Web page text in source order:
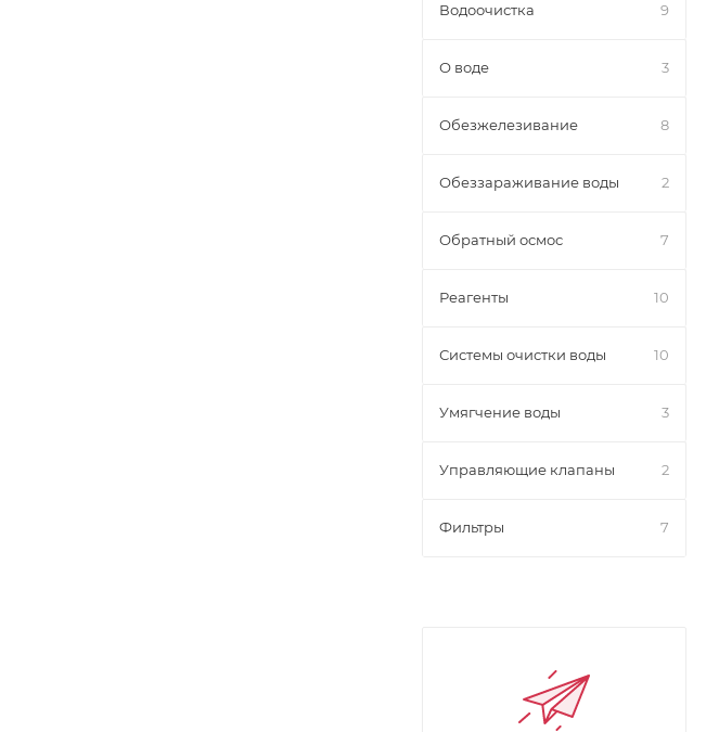
Водоочистка 9
О воде 3
Обезжелезивание 8
Обеззараживание воды 2
Обратный осмос 7
Реагенты 10
Системы очистки воды 10
Умягчение воды 3
Управляющие клапаны 2
Фильтры 7